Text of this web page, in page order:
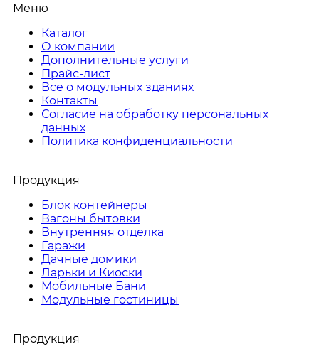
Меню
Каталог
О компании
Дополнительные услуги
Прайс-лист
Все о модульных зданиях
Контакты
Согласие на обработку персональных
данных
Политика конфиденциальности
Продукция
Блок контейнеры
Вагоны бытовки
Внутренняя отделка
Гаражи
Дачные домики
Ларьки и Киоски
Мобильные Бани
Модульные гостиницы
Продукция